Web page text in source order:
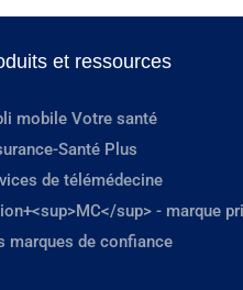
et ressources
mobile Votre santé
Santé Plus
de télémédecine
sup> - marque
marques de confiance